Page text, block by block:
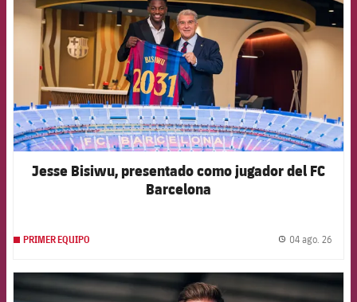
Jesse Bisiwu, presentado como jugador del FC
Barcelona
PRIMER EQUIPO 04 ago. 26
FCB Barcelona badge